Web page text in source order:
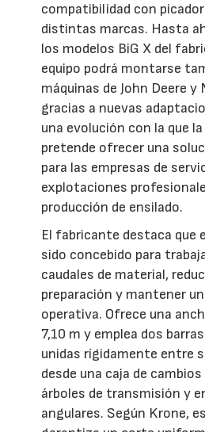
compatibilidad con
distintas marcas. Hasta
los modelos BiG X del
equipo podrá montarse
máquinas de John Deere y
gracias a nuevas
una evolución con la que
pretende ofrecer una
para las empresas de
explotaciones
producción de ensilado.
El fabricante destaca que
sido concebido para
caudales de material,
preparación y mantener
operativa. Ofrece una
7,10 m y emplea dos
unidas rígidamente entre
desde una caja de
árboles de transmisión y
angulares. Según Krone,